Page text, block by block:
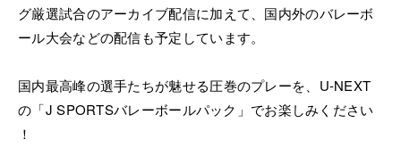
グ厳選試合のアーカイブ配信に加えて、国内外のバレーボ
ール大会などの配信も予定しています。
国内最高峰の選手たちが魅せる圧巻のプレーを、U-NEXT
の「J SPORTSバレーボールパック」でお楽しみください
！